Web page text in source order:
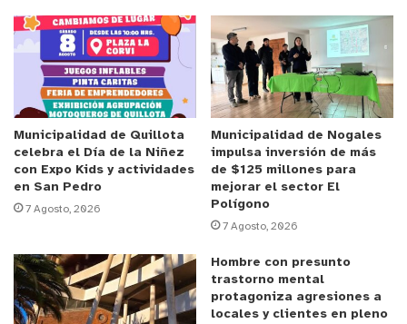
II y habiendo realizado todo el procedimiento
administrativo correspondiente en estos casos,
realizamos las gestiones para conseguir los
recursos extraordinarios que nos permitan
ejecutar todas las acciones que posibiliten
asegurar dicho espacio”.
Dichos recursos permitirán generar el diseño del
proyecto de mejoramiento del sector afectado,
junto con un peritaje que permita establecer las
responsabilidades de lo ocurrido.
NUEVO HALLAZGO DE TUBERÍAS
Municipalidad de Quillota
celebra el Día de la Niñez
con Expo Kids y actividades
en San Pedro
7 Agosto, 2026
Municipalidad de Nogales
impulsa inversión de más
de $125 millones para
mejorar el sector El
Polígono
7 Agosto, 2026
Hombre con presunto
trastorno mental
protagoniza agresiones a
locales y clientes en pleno